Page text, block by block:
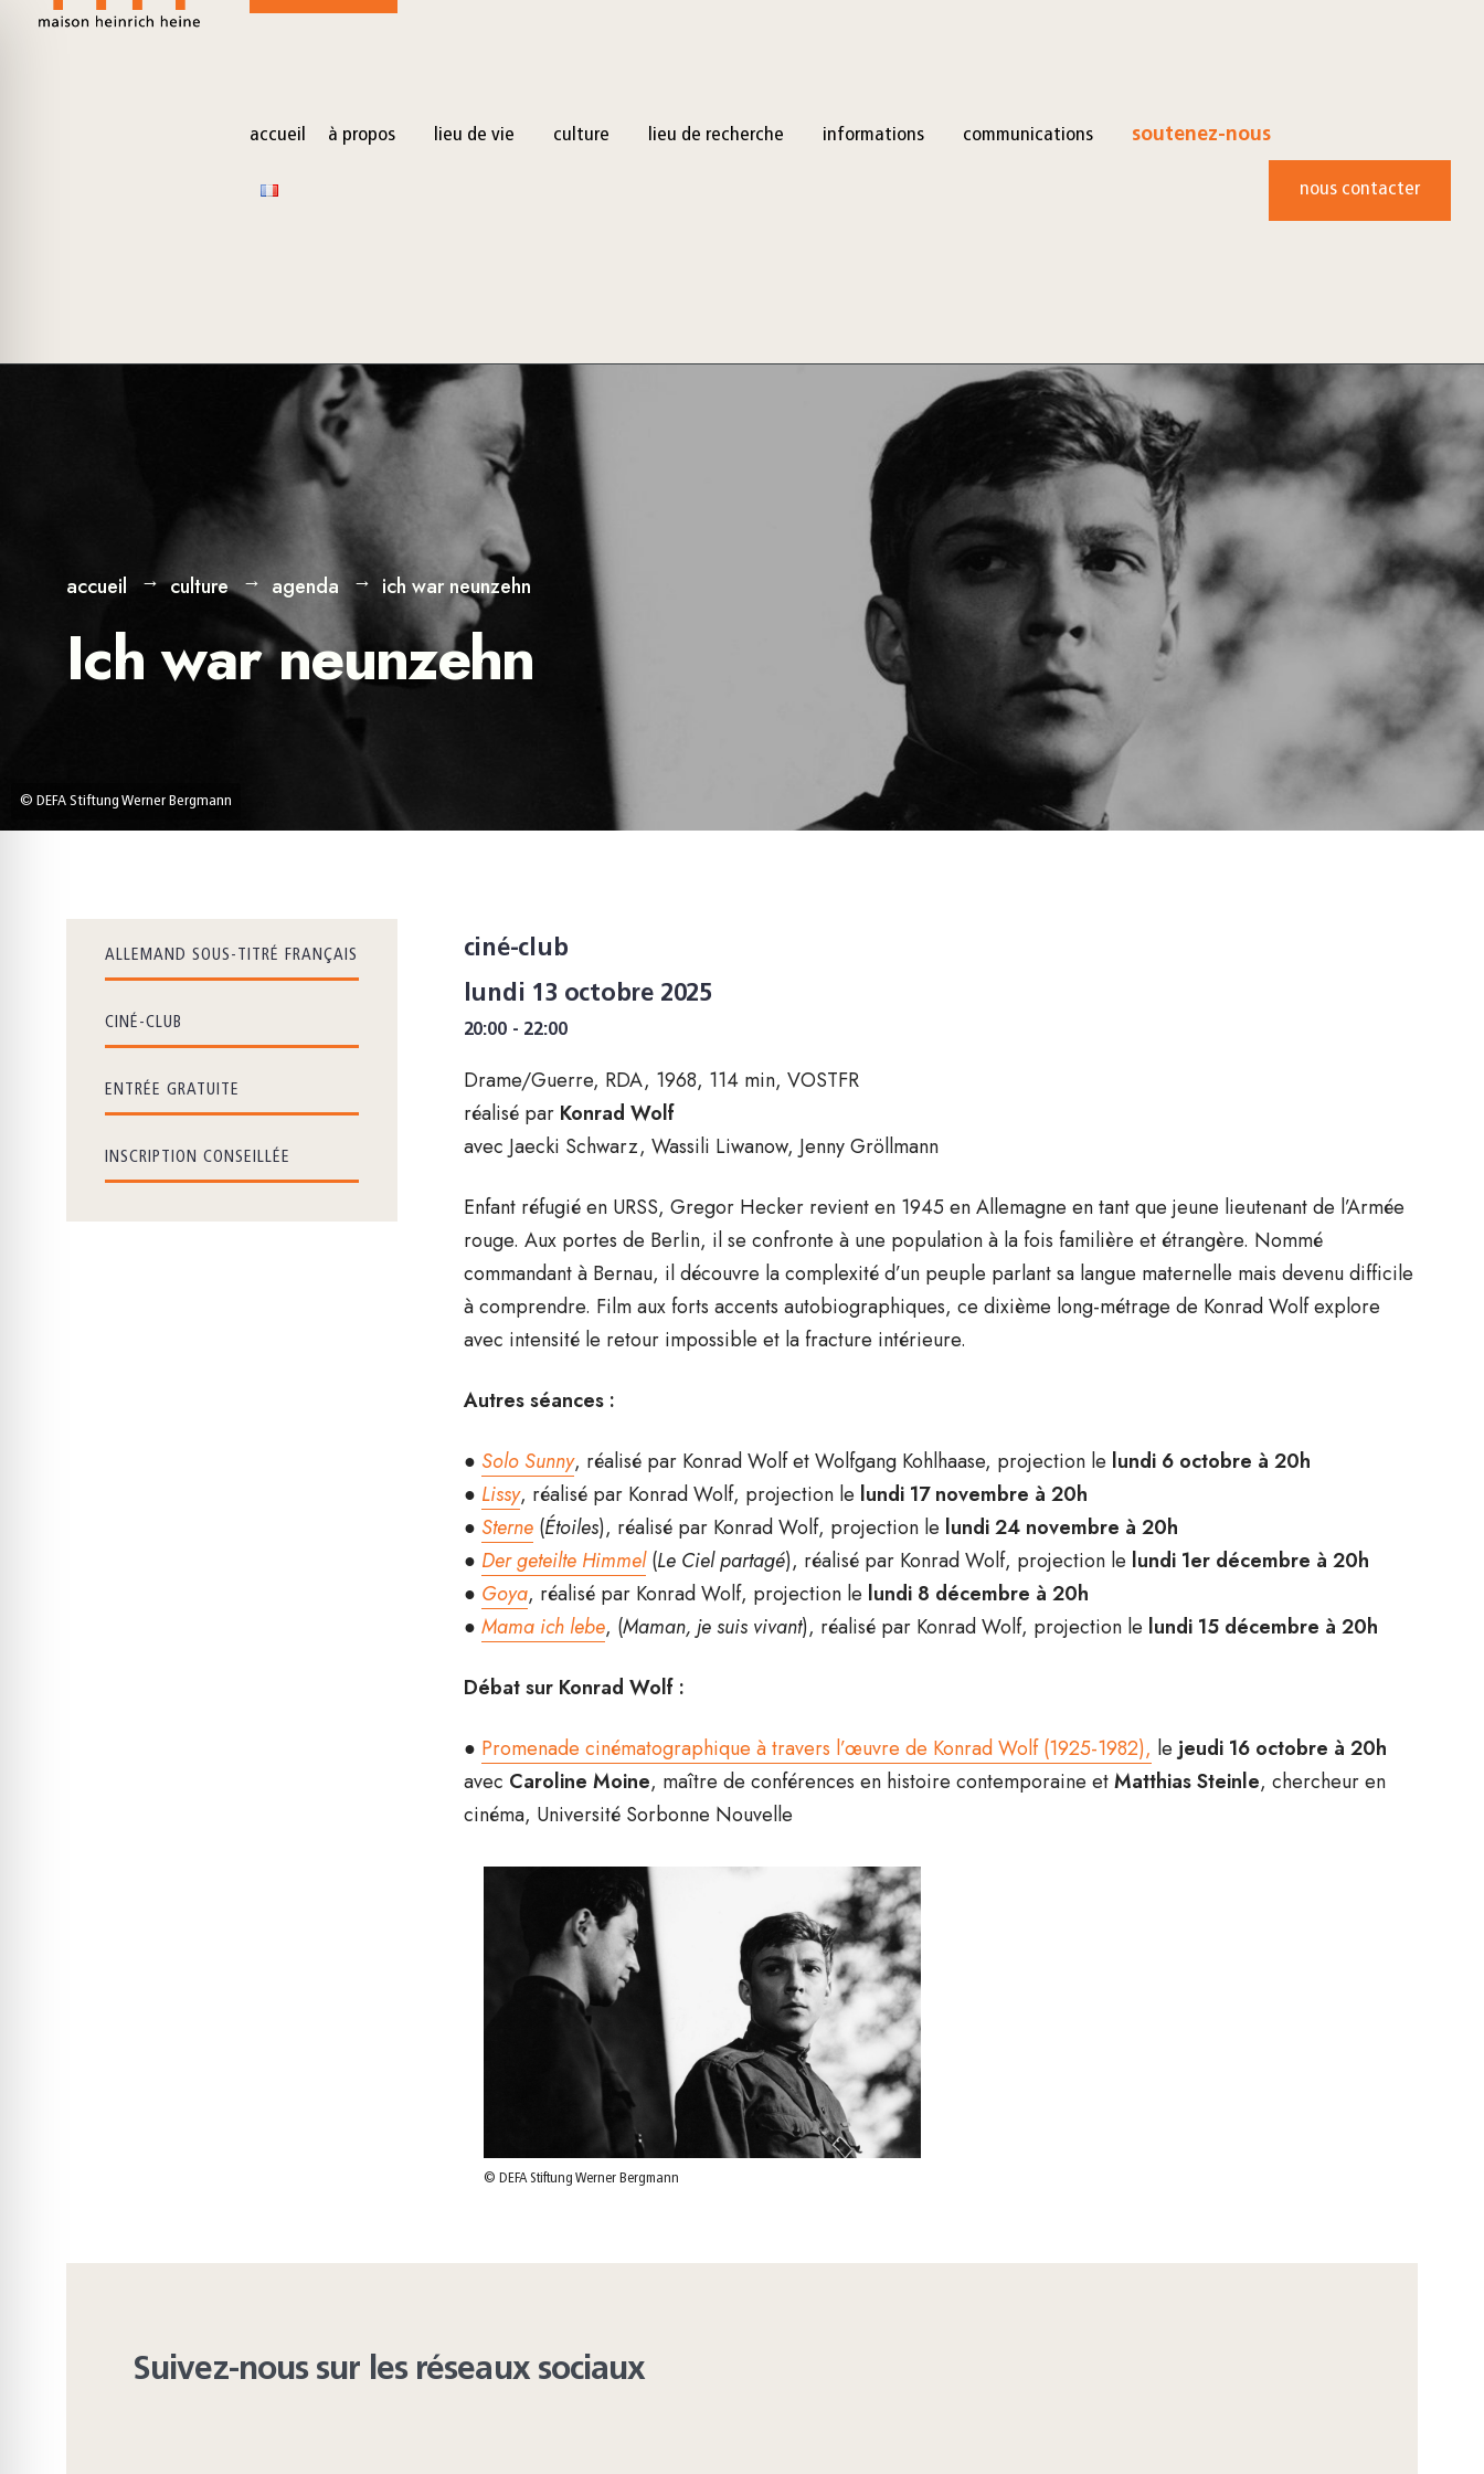
accueil à propos lieu de vie culture lieu de recherche informations communications soutenez-nous
nous contacter
© DEFA Stiftung Werner Bergmann
accueil culture agenda ich war neunzehn
Ich war neunzehn
ciné-club
lundi 13 octobre 2025
20:00 - 22:00
Drame/Guerre, RDA, 1968, 114 min, VOSTFR
réalisé par Konrad Wolf
avec Jaecki Schwarz, Wassili Liwanow, Jenny Gröllmann
Enfant réfugié en URSS, Gregor Hecker revient en 1945 en Allemagne en tant que jeune lieutenant de l’Armée
rouge. Aux portes de Berlin, il se confronte à une population à la fois familière et étrangère. Nommé
commandant à Bernau, il découvre la complexité d’un peuple parlant sa langue maternelle mais devenu difficile
à comprendre. Film aux forts accents autobiographiques, ce dixième long-métrage de Konrad Wolf explore
avec intensité le retour impossible et la fracture intérieure.
Autres séances :
● Solo Sunny, réalisé par Konrad Wolf et Wolfgang Kohlhaase, projection le lundi 6 octobre à 20h
● Lissy, réalisé par Konrad Wolf, projection le lundi 17 novembre à 20h
● Sterne(Étoiles), réalisé par Konrad Wolf, projection le lundi 24 novembre à 20h
● Der geteilte Himmel(Le Ciel partagé), réalisé par Konrad Wolf, projection le lundi 1er décembre à 20h
● Goya, réalisé par Konrad Wolf, projection le lundi 8 décembre à 20h
● Mama ich lebe, (Maman, je suis vivant), réalisé par Konrad Wolf, projection le lundi 15 décembre à 20h
Débat sur Konrad Wolf :
● Promenade cinématographique à travers l’œuvre de Konrad Wolf (1925-1982), le jeudi 16 octobre à 20h
avec Caroline Moine, maître de conférences en histoire contemporaine etMatthias Steinle, chercheur en
cinéma, Université Sorbonne Nouvelle
© DEFA Stiftung Werner Bergmann
ALLEMAND SOUS-TITRÉ FRANÇAIS
CINÉ-CLUB
ENTRÉE GRATUITE
INSCRIPTION CONSEILLÉE
Suivez-nous sur les réseaux sociaux